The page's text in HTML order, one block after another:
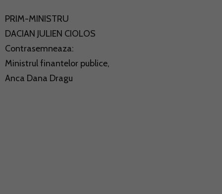
PRIM-MINISTRU
DACIAN JULIEN CIOLOS
Contrasemneaza:
Ministrul finantelor publice,
Anca Dana Dragu